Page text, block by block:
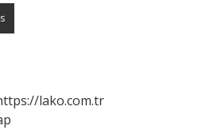
lako.com.tr